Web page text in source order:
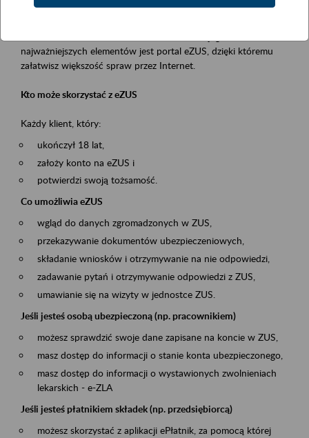
Platforma Usług Elektronicznych ZUS eZUS
najważniejszych elementów jest portal eZUS, dzięki któremu
załatwisz większość spraw przez Internet.
Kto może skorzystać z eZUS
Każdy klient, który:
ukończył 18 lat,
założy konto na eZUS i
potwierdzi swoją tożsamość.
Co umożliwia eZUS
wgląd do danych zgromadzonych w ZUS,
przekazywanie dokumentów ubezpieczeniowych,
składanie wniosków i otrzymywanie na nie odpowiedzi,
zadawanie pytań i otrzymywanie odpowiedzi z ZUS,
umawianie się na wizyty w jednostce ZUS.
Jeśli jesteś osobą ubezpieczoną (np. pracownikiem)
możesz sprawdzić swoje dane zapisane na koncie w ZUS,
masz dostęp do informacji o stanie konta ubezpieczonego,
masz dostęp do informacji o wystawionych zwolnieniach
lekarskich - e-ZLA
Jeśli jesteś płatnikiem składek (np. przedsiębiorcą)
możesz skorzystać z aplikacji ePłatnik, za pomocą której